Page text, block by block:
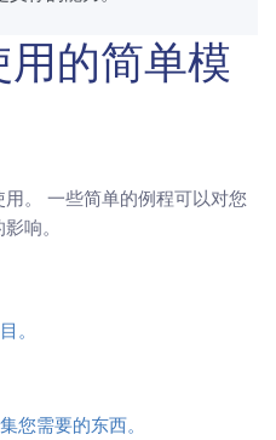
的简单模
。 一些简单的例程可以对您
响。
。
您需要的东西。